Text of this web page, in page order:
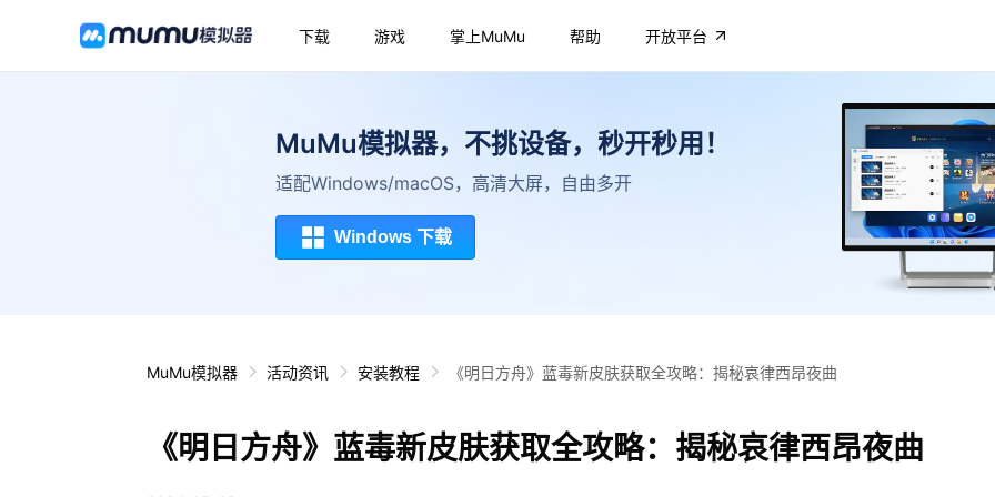
下载 游戏 掌上MuMu 帮助 开放平台
MuMu模拟器，不挑设备，秒开秒用！
适配Windows/macOS，高清大屏，自由多开
Windows 下载
MuMu模拟器 活动资讯 安装教程 《明日方舟》蓝毒新皮肤获取全攻略：揭秘哀律西昂夜曲
《明日方舟》蓝毒新皮肤获取全攻略：揭秘哀律西昂夜曲